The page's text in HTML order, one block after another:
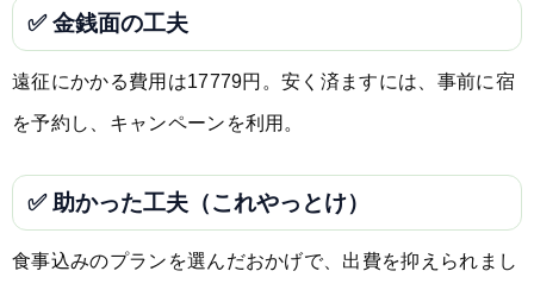
✅ 金銭面の工夫
遠征にかかる費用は17779円。安く済ますには、事前に宿
を予約し、キャンペーンを利用。
✅ 助かった工夫（これやっとけ）
食事込みのプランを選んだおかげで、出費を抑えられまし